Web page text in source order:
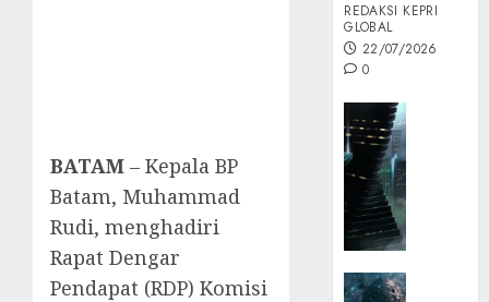
BATAM – Kepala BP
Batam, Muhammad
Rudi, menghadiri
Rapat Dengar
Pendapat (RDP) Komisi
REDAKSI KEPRI
GLOBAL
22/07/2026
0